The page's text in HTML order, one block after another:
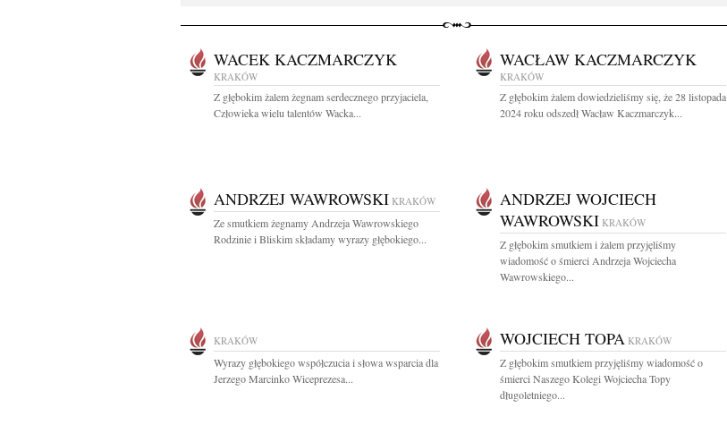
WACEK KACZMARCZYK
KRAKÓW
Z głębokim żalem żegnam serdecznego przyjaciela,
Człowieka wielu talentów Wacka...
WACŁAW KACZMARCZYK
KRAKÓW
Z głębokim żalem dowiedzieliśmy się, że 28 listopada
2024 roku odszedł Wacław Kaczmarczyk...
ANDRZEJ WAWROWSKI KRAKÓW
Ze smutkiem żegnamy Andrzeja Wawrowskiego
Rodzinie i Bliskim składamy wyrazy głębokiego...
ANDRZEJ WOJCIECH
WAWROWSKI KRAKÓW
Z głębokim smutkiem i żalem przyjęliśmy
wiadomość o śmierci Andrzeja Wojciecha
Wawrowskiego...
KRAKÓW
Wyrazy głębokiego współczucia i słowa wsparcia dla
Jerzego Marcinko Wiceprezesa...
WOJCIECH TOPA KRAKÓW
Z głębokim smutkiem przyjęliśmy wiadomość o
śmierci Naszego Kolegi Wojciecha Topy
długoletniego...